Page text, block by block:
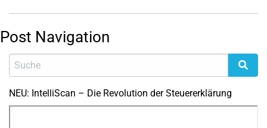
Post Navigation
NEU: IntelliScan – Die Revolution der Steuererklärung